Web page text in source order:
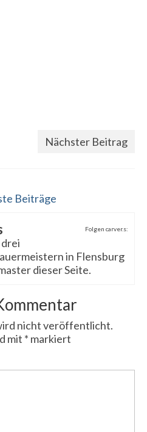
Nächster Beitrag
Beiträge
Folgen carver.s:
in Flensburg
dieser Seite.
nicht veröffentlicht.
mit * markiert